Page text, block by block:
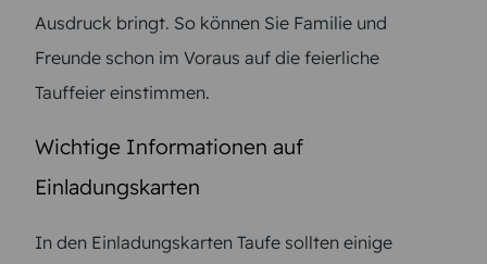
Ausdruck bringt. So können Sie Familie und
Freunde schon im Voraus auf die feierliche
Tauffeier einstimmen.
Wichtige Informationen auf
Einladungskarten
In den Einladungskarten Taufe sollten einige